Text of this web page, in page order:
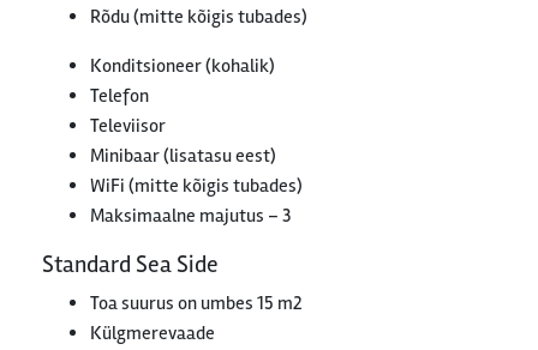
Rõdu (mitte kõigis tubades)
Konditsioneer (kohalik)
Telefon
Televiisor
Minibaar (lisatasu eest)
WiFi (mitte kõigis tubades)
Maksimaalne majutus – 3
Standard Sea Side
Toa suurus on umbes 15 m2
Külgmerevaade